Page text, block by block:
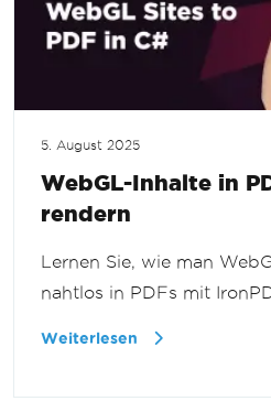
5. August 2025
WebGL-Inhalte in
rendern
Lernen Sie, wie man
nahtlos in PDFs mit
Weiterlesen